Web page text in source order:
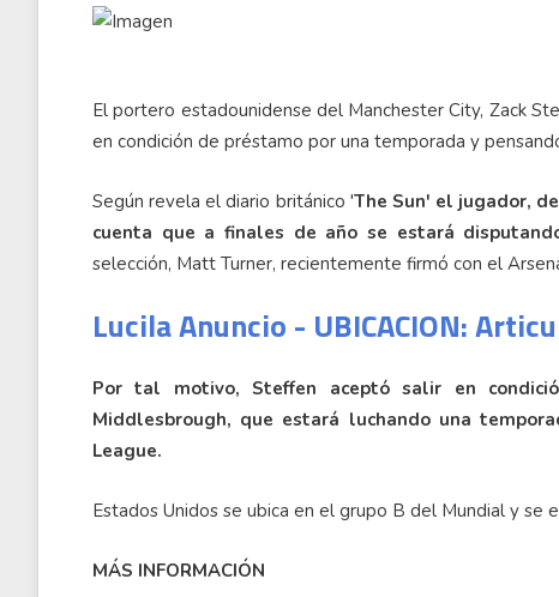
El portero estadounidense del Manchester City, Zack
en condición de préstamo por una temporada y
Según revela el diario británico 'The Sun' el jugador,
cuenta que a finales de año se estará
selección, Matt Turner, recientemente firmó con el
Lucila Anuncio - UBICACION:
Por tal motivo, Steffen aceptó salir en
Middlesbrough, que estará luchando una
League.
Estados Unidos se ubica en el grupo B del Mundial y se
MÁS INFORMACIÓN